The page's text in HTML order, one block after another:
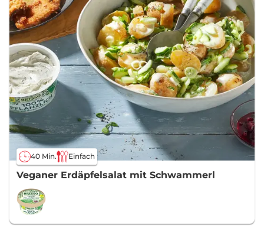
40 Min. Einfach
Veganer Erdäpfelsalat mit Schwammerl